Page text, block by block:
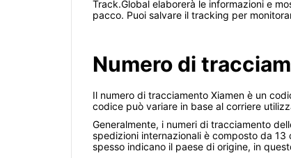
Track.Global elaborerà le informazioni e
pacco. Puoi salvare il tracking per
Numero di
Il numero di tracciamento Xiamen è un
codice può variare in base al corriere
Generalmente, i numeri di tracciamento
spedizioni internazionali è composto da
spesso indicano il paese di origine, in